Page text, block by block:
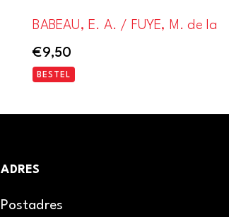
BABEAU, E. A. / FUYE, M. de la
€9,50
BESTEL
ADRES
Postadres